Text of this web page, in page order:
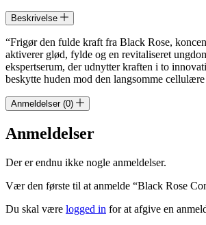
Beskrivelse
“Frigør den fulde kraft fra Black Rose,
aktiverer glød, fylde og en revitaliseret
ekspertserum, der udnytter kraften i to
beskytte huden mod den langsomme
Anmeldelser (0)
Anmeldelser
Der er endnu ikke nogle anmeldelser.
Vær den første til at anmelde “Black Rose
Du skal være logged in for at afgive en